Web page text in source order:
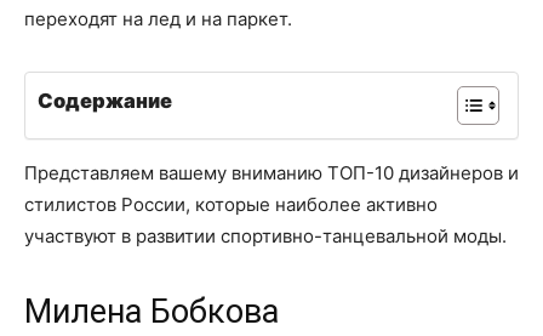
переходят на лед и на паркет.
Содержание
Представляем вашему вниманию ТОП-10 дизайнеров и
стилистов России, которые наиболее активно
участвуют в развитии спортивно-танцевальной моды.
Милена Бобкова